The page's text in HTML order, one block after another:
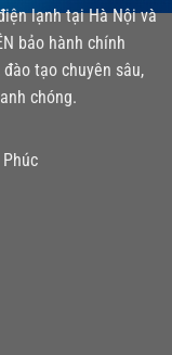
lạnh tại Hà Nội và
bảo hành chính
tạo chuyên sâu,
chóng.